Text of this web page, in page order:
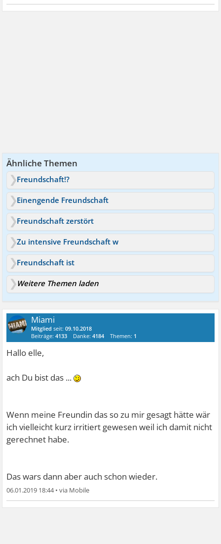
Ähnliche Themen
Freundschaft!?
Einengende Freundschaft
Freundschaft zerstört
Zu intensive Freundschaft w
Freundschaft ist
Weitere Themen laden
Miami
Mitglied seit:09.10.2018
Beiträge:4133 Danke:4184 Themen: 1
Hallo elle,
ach Du bist das ...
Wenn meine Freundin das so zu mir gesagt hätte wär
ich vielleicht kurz irritiert gewesen weil ich damit nicht
gerechnet habe.
Das wars dann aber auch schon wieder.
06.01.2019 18:44•